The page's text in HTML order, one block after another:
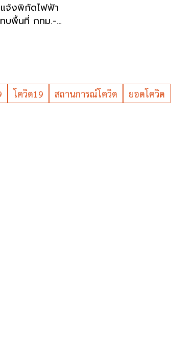
จ้งพิกัดไฟฟ้า
บพื้นที่ กทม.-
โควิด19 สถานการณ์โควิด ยอดโควิด